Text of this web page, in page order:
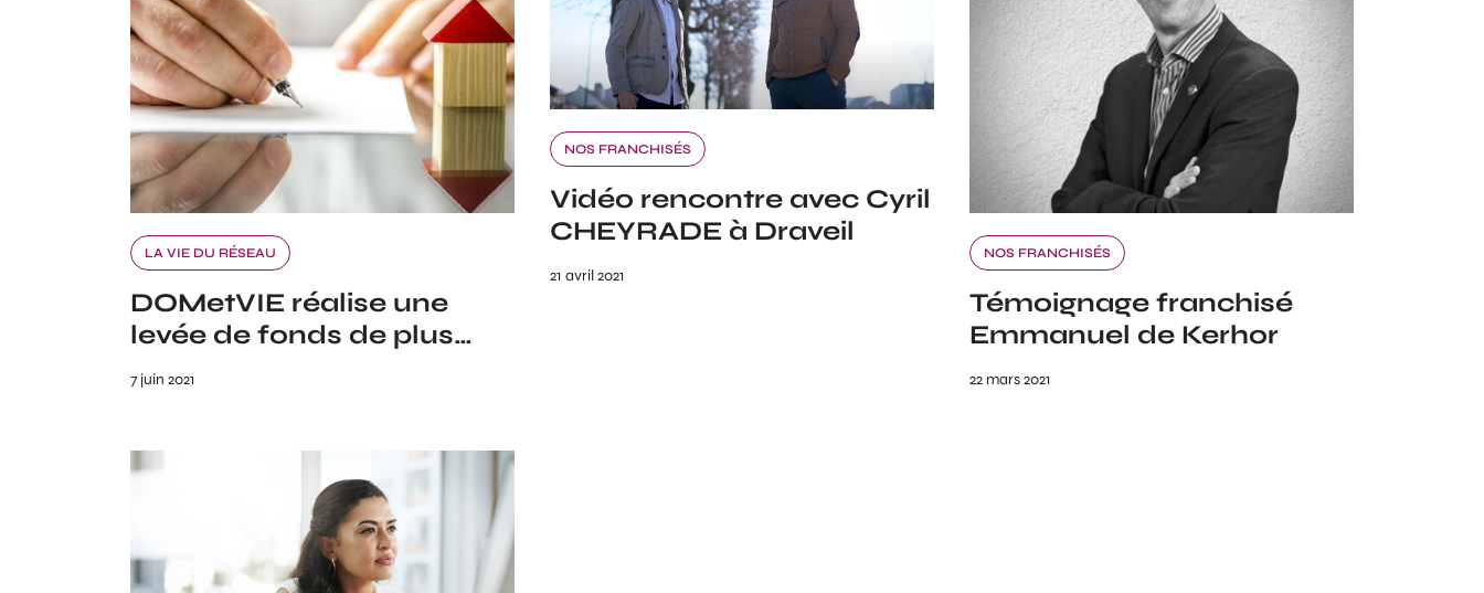
LA VIE DU RÉSEAU
DOMetVIE réalise une
levée de fonds de plus…
7 juin 2021
NOS FRANCHISÉS
Vidéo rencontre avec Cyril
CHEYRADE à Draveil
21 avril 2021
NOS FRANCHISÉS
Témoignage franchisé
Emmanuel de Kerhor
22 mars 2021